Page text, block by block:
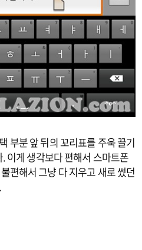
부분 앞 뒤의 꼬리표를 주욱 끌기
이게 생각보다 편해서 스마트폰
편해서 그냥 다 지우고 새로 썼던